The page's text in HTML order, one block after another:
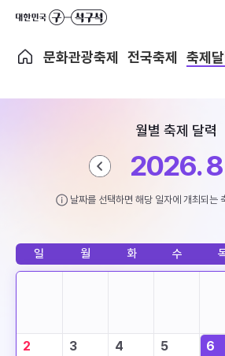
문화관광축제 전국축제 축제
월별 축제 달력
2026. 8
날짜를 선택하면 해당 일자에 개최되는
일 월 화 수
2 3 4 5 6